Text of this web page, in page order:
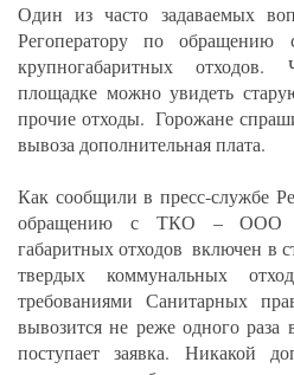
Один из часто задаваемых
Регоператору по
крупногабаритных отходов.
площадке можно увидеть
прочие отходы.​ ​ Горожане
вывоза дополнительная плата.​ ​
Как сообщили в пресс-службе
обращению с ТКО – ООО
габаритных отходов​ ​ включен в
твердых коммунальных
требованиями Санитарных
вывозится не реже одного
поступает заявка. Никакой